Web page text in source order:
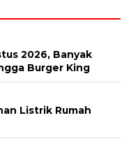
2026, Banyak
Burger King
Listrik Rumah